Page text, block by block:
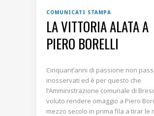
COMUNICATI STAMPA
LA VITTORIA ALATA A
PIERO BORELLI
Cinquant’anni di passione non
inosservati ed è per questo che
l’Amministrazione comunale di
voluto rendere omaggio a Piero
mezzo secolo in prima fila a tirar le